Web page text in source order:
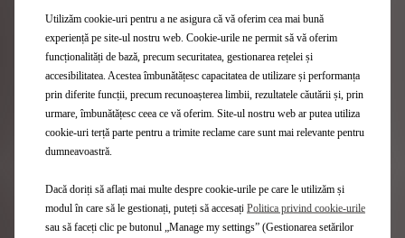
Antonio Felix Da Costa, pilot DS TECHEETAH:
într-o categorie atât de competitivă din motorsport,
precum Formula E, este foarte rară. A fost foarte greu să
părăsesc poziția în care mă aflam, dar a fost o ocazie
de neratat pentru a mă alătură lui Jean-Éric și tuturor
celor de la DS TECHEETAH.”
Utilizăm cookie-uri pentru a ne asigura că vă oferim cea mai bună
experiență pe site-ul nostru web. Cookie-urile ne permit să vă oferim
funcționalități de bază, precum securitatea, gestionarea rețelei și
accesibilitatea. Acestea îmbunătățesc capacitatea de utilizare și performanța
prin diferite funcții, precum recunoașterea limbii, rezultatele căutării și, prin
urmare, îmbunătățesc ceea ce vă oferim. Site-ul nostru web ar putea utiliza
cookie-uri terță parte pentru a trimite reclame care sunt mai relevante pentru
dumneavoastră.
Dacă doriți să aflați mai multe despre cookie-urile pe care le utilizăm și
modul în care să le gestionați, puteți să accesați Politica privind cookie-urile
sau să faceți clic pe butonul „Manage my settings” (Gestionarea setărilor